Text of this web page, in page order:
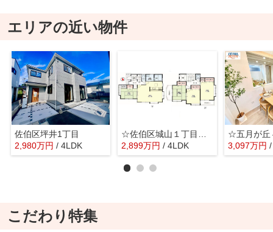
エリアの近い物件
佐伯区坪井1丁目
2,980万円 / 4LDK
2,899万円 / 4LDK 3,097万円
こだわり特集